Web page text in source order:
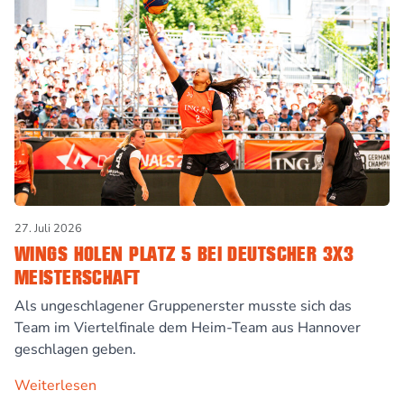
27. Juli 2026
WINGS HOLEN PLATZ 5 BEI DEUTSCHER 3X3
MEISTERSCHAFT
Als ungeschlagener Gruppenerster musste sich das
Team im Viertelfinale dem Heim-Team aus Hannover
geschlagen geben.
Weiterlesen